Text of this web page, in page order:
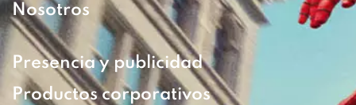
Nosotros
Presencia y publicidad
Productos corporativos